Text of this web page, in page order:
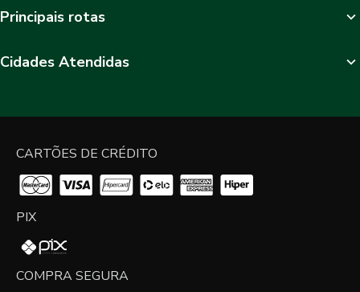
Principais rotas
Cidades Atendidas
CARTÕES DE CRÉDITO
PIX
COMPRA SEGURA